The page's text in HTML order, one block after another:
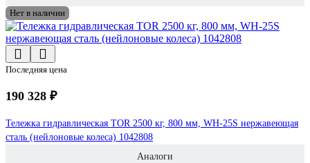
Нет в наличии
Последняя цена
190 328 ₽
Тележка гидравлическая TOR 2500 кг, 800 мм, WH-25S нержавеющая
сталь (нейлоновые колеса) 1042808
Аналоги